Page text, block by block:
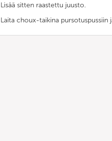
Lisää sitten raastettu juusto.
Laita choux-taikina